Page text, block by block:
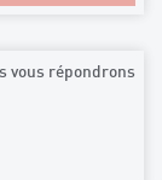
vous répondrons